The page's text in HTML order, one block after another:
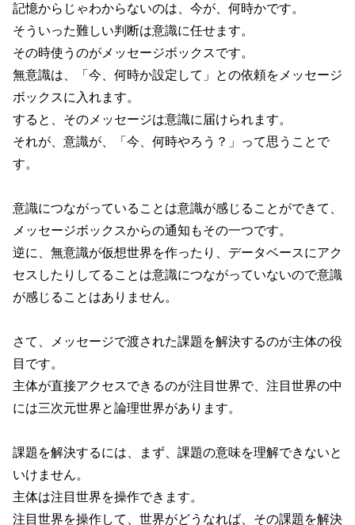
記憶からじゃわからないのは、今が、何時かです。
そういった難しい判断は意識に任せます。
その時使うのがメッセージボックスです。
無意識は、「今、何時か設定して」との依頼をメッセージ
ボックスに入れます。
すると、そのメッセージは意識に届けられます。
それが、意識が、「今、何時やろう？」って思うことで
す。
意識につながっていることは意識が感じることができて、
メッセージボックスからの通知もその一つです。
逆に、無意識が仮想世界を作ったり、データベースにアク
セスしたりしてることは意識につながっていないので意識
が感じることはありません。
さて、メッセージで渡された課題を解決するのが主体の役
目です。
主体が直接アクセスできるのが注目世界で、注目世界の中
には三次元世界と論理世界があります。
課題を解決するには、まず、課題の意味を理解できないと
いけません。
主体は注目世界を操作できます。
注目世界を操作して、世界がどうなれば、その課題を解決